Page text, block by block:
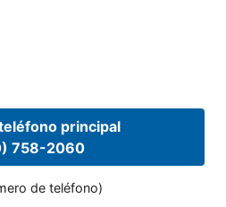
principal
758-2060
de teléfono)